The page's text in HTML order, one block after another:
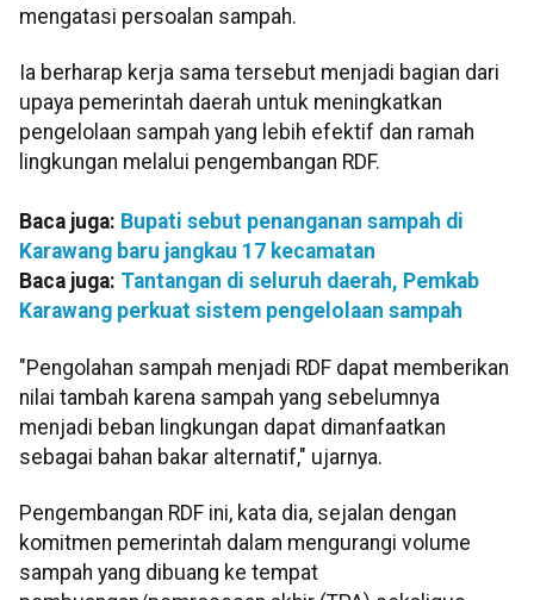
mengatasi persoalan sampah.
Ia berharap kerja sama tersebut menjadi bagian dari
upaya pemerintah daerah untuk meningkatkan
pengelolaan sampah yang lebih efektif dan ramah
lingkungan melalui pengembangan RDF.
Baca juga: Bupati sebut penanganan sampah di
Karawang baru jangkau 17 kecamatan
Baca juga: Tantangan di seluruh daerah, Pemkab
Karawang perkuat sistem pengelolaan sampah
"Pengolahan sampah menjadi RDF dapat memberikan
nilai tambah karena sampah yang sebelumnya
menjadi beban lingkungan dapat dimanfaatkan
sebagai bahan bakar alternatif," ujarnya.
Pengembangan RDF ini, kata dia, sejalan dengan
komitmen pemerintah dalam mengurangi volume
sampah yang dibuang ke tempat